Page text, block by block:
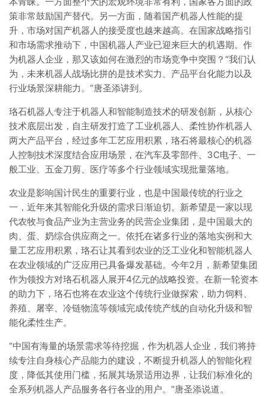
策非常鼓励国产替代。另一方面，随着国产机器人性能的提
升，市场对国产机器人的接受度也越来越高。在国家战略指引
和市场需求推动下，中国机器人产业已迎来巨大的机遇期。作
为机器人企业，那又该如何在激烈的市场竞争中突围？“我们认
为，未来机器人战场比拼的是技术实力、产品平台化能力以及
行业场景深耕能力。”唐圣添讲到。
珞石机器人专注于机器人和智能制造技术的研发创新，从核心
技术底层出发，自主研发打造了工业机器人、柔性协作机器人
两大产品平台，经过多年工艺应用积累，珞石将最核心的机器
人控制技术深度结合应用场景，在汽车及零部件、3C电子、一
般工业、五金刀剪、医疗等多个行业领域实现批量落地。
农业是影响国计民生的重要行业，也是中国最传统的行业之
一，近年来其智能化升级的需求日渐迫切。新希望是一家以现
代农牧与食品产业为主营业务的民营企业集团，是中国最大的
肉、蛋、奶综合供应商之一。依托在诸多行业的落地实例和大
量工艺应用积累，珞石让其看到农业的泛工业化和智能机器人
在农业领域的广泛应用已具备爆发基础。今年2月，新希望集团
作为领投方对珞石机器人展开4亿元的战略投资。在新一轮资本
的助力下，珞石也将在农业这个传统行业做探索，助力饲料、
养殖、屠宰、冷链物流等领域完成传统产线的自动化升级和智
能化柔性生产。
“中国有海量的场景需求等待挖掘，作为机器人企业，我们将持
续专注自身核心产品能力的建设，不断提升机器人的智能化程
度，降低其使用门槛，拓展其场景适用边界，让我们标准化的
全系列机器人产品服务各行各业的用户。”唐圣添说道。